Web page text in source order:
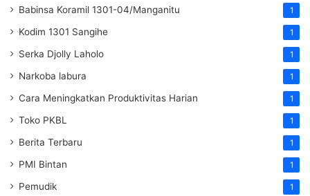
Babinsa Koramil 1301-04/Manganitu 1
Kodim 1301 Sangihe 1
Serka Djolly Laholo 1
Narkoba labura 1
Cara Meningkatkan Produktivitas Harian 1
Toko PKBL 1
Berita Terbaru 1
PMI Bintan 1
Pemudik 1